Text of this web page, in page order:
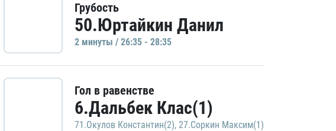
Грубость
50.Юртайкин Данил
2 минуты / 26:35 - 28:35
Гол в равенстве
6.Дальбек Клас(1)
71.Окулов Константин(2), 27.Соркин Максим(1)